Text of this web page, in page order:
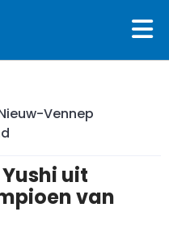
Vennep
uit
van